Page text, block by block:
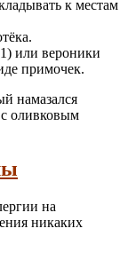
к местам
или вероники
примочек.
намазался
оливковым
на
никаких